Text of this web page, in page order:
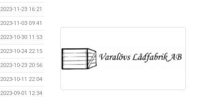
2023-11-23 16:21
2023-11-03 09:41
2023-10-30 11:53
2023-10-24 22:15
2023-10-23 20:56
2023-10-11 22:04
2023-09-01 12:34